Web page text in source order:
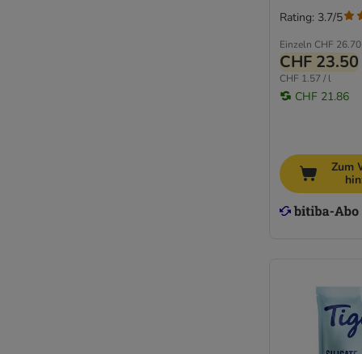
Einzeln CHF 26.70
CHF 23.50
CHF 1.57 / l
CHF 21.86
Rating: 3.7/5
Zum